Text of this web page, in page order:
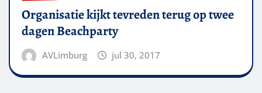
Organisatie kijkt tevreden terug op twee
dagen Beachparty
AVLimburg jul 30, 2017